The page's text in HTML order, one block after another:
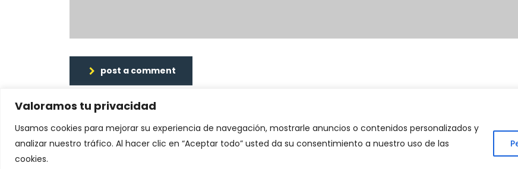
Valoramos tu privacidad
Usamos cookies para mejorar su experiencia de navegación, mostrarle anuncios o contenidos personalizados y
analizar nuestro tráfico. Al hacer clic en “Aceptar todo” usted da su consentimiento a nuestro uso de las
cookies.
post a comment
© 2026 - Human Consulting Strategy. Todos los derechos reservados |